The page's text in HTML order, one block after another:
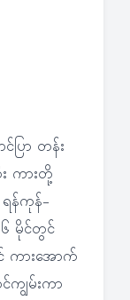
ပြာ တန်း
ကားတို့
ရန်ကုန်-
မိုင်တွင်
ကားအောက်
ကျွမ်းကာ